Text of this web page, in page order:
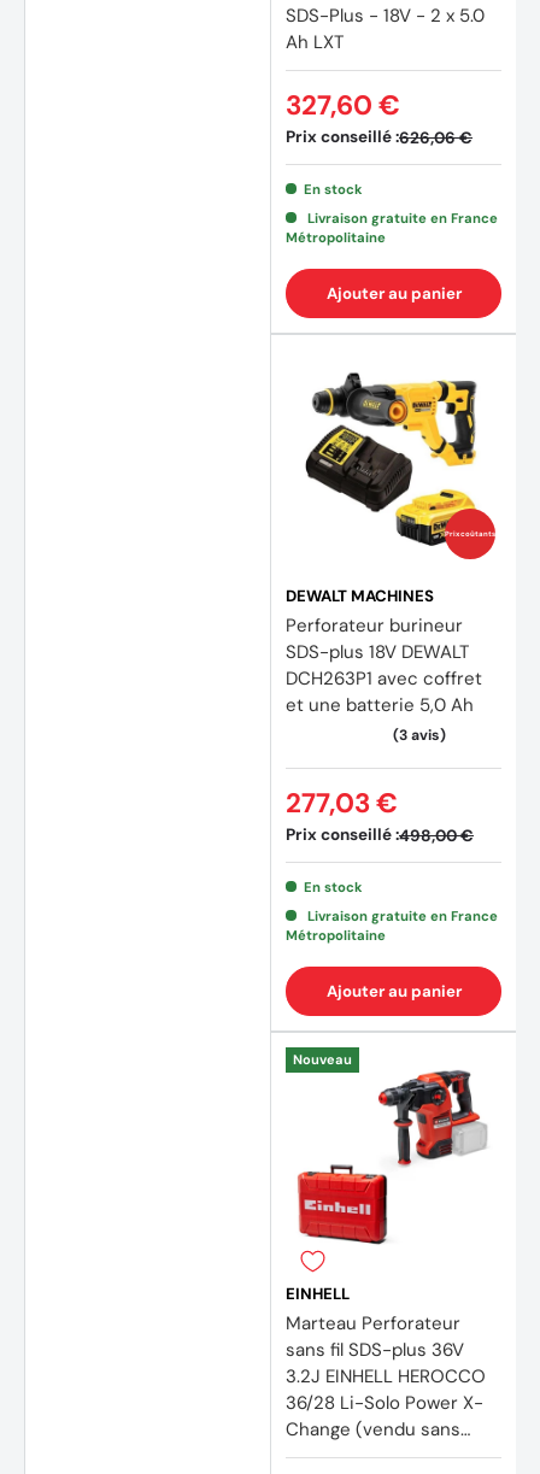
(2
SDS-Plus - 18V - 2 x 5.0
Ah LXT
Prix conseillé :626,06 €
327,60 €
En stock
Livraison gratuite en France
Métropolitaine
Ajouter au panier
Prix coûtants
DEWALT MACHINES
Perforateur burineur
SDS-plus 18V DEWALT
DCH263P1 avec coffret
et une batterie 5,0 Ah
Prix conseillé :498,00 €
277,03 €
En stock
Livraison gratuite en France
Métropolitaine
Ajouter au panier
Nouveau
EINHELL
Marteau Perforateur
sans fil SDS-plus 36V
3.2J EINHELL HEROCCO
36/28 Li-Solo Power X-
Change (vendu sans
batterie)